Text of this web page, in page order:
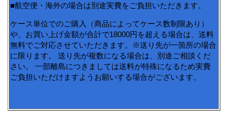
■航空便・海外の場合は別途実費をご負担いただきます。
ケース単位でのご購入（商品によってケース数制限あり）
や、お買い上げ金額が合計で18000円を超える場合は、送料
無料でご対応させていただきます。※送り先が一箇所の場合
に限ります。 送り先が複数になる場合は、別途ご相談くだ
さい。 一部離島につきましては送料が特殊になるため実費
ご負担いただけますようお願いする場合がございます。